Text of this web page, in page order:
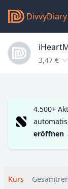
DivvyDiary
3,47 €
4.500+
eröffnen
Kurs